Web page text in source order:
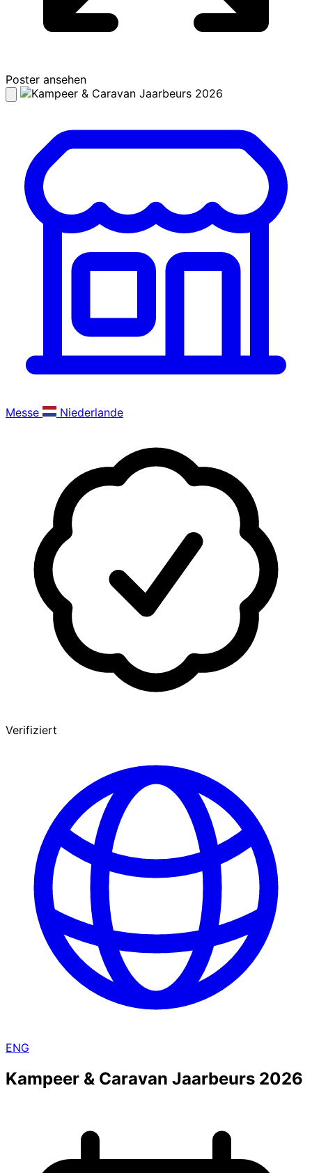
Poster ansehen
Messe Niederlande
Verifiziert
ENG
Kampeer & Caravan Jaarbeurs 2026